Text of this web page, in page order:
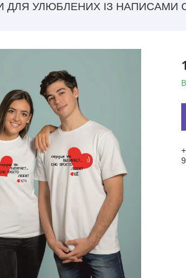
ДЛЯ УЛЮБЛЕНИХ ІЗ НАПИСАМИ